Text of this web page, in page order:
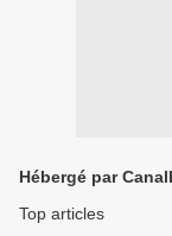
Hébergé par
Top articles